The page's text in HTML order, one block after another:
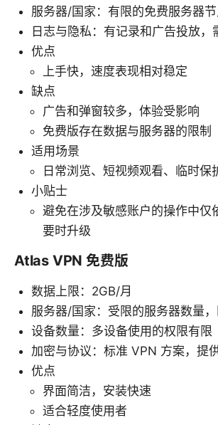
服务器/国家：有限的免费服务器
日志与隐私：有记录和广告投放，
优点
上手快，速度表现相对稳定
缺点
广告和弹窗较多，体验受影响
免费版存在数据与服务器的限制
适用场景
日常浏览、短视频观看、临时保
小贴士
避免在涉及敏感账户的操作中仅
要时升级
Atlas VPN 免费版
数据上限：2GB/月
服务器/国家：受限的服务器数量
设备数量：多设备使用的权限有限
加密与协议：标准 VPN 方案，提
优点
界面简洁，安装快速
适合轻度使用者